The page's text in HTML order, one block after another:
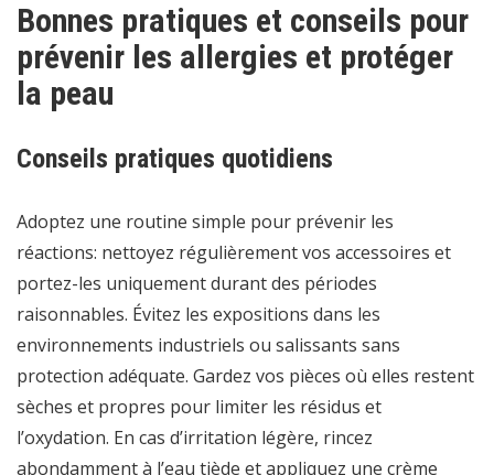
Bonnes pratiques et conseils pour
prévenir les allergies et protéger
la peau
Conseils pratiques quotidiens
Adoptez une routine simple pour prévenir les
réactions: nettoyez régulièrement vos accessoires et
portez-les uniquement durant des périodes
raisonnables. Évitez les expositions dans les
environnements industriels ou salissants sans
protection adéquate. Gardez vos pièces où elles restent
sèches et propres pour limiter les résidus et
l’oxydation. En cas d’irritation légère, rincez
abondamment à l’eau tiède et appliquez une crème